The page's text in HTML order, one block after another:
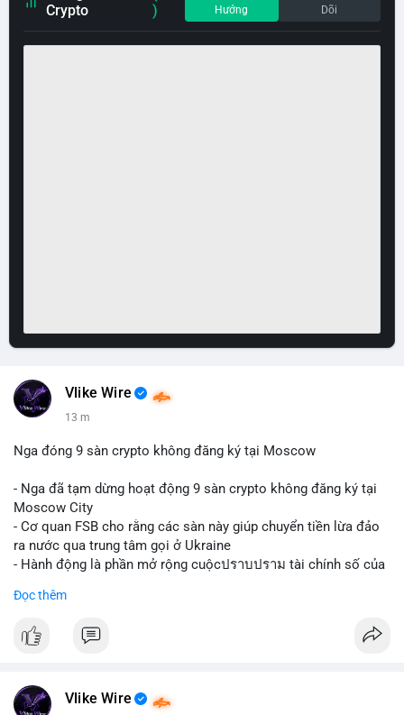
Crypto
)
Hướng
Dõi
Vlike Wire
13 m
Nga đóng 9 sàn crypto không đăng ký tại Moscow
- Nga đã tạm dừng hoạt động 9 sàn crypto không đăng ký tại
Moscow City
- Cơ quan FSB cho rằng các sàn này giúp chuyển tiền lừa đảo
ra nước qua trung tâm gọi ở Ukraine
- Hành động là phần mở rộng cuộcปราบปราม tài chính số của
📰 Nguồn: Cointelegraph
Đọc thêm
Vlike Wire